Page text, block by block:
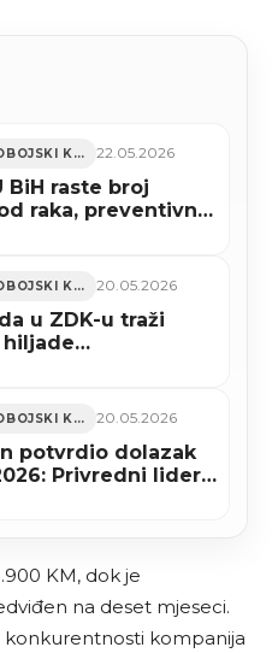
ZENIČKO-DOBOJSKI KANTON 22.05.2026
BiH raste broj
raka, preventivnih
ZENIČKO-DOBOJSKI KANTON 20.05.2026
u ZDK-u traži
hiljade
ZENIČKO-DOBOJSKI KANTON 20.05.2026
potvrdio dolazak
Privredni lideri
KM, dok je
na deset mjeseci.
kompanija